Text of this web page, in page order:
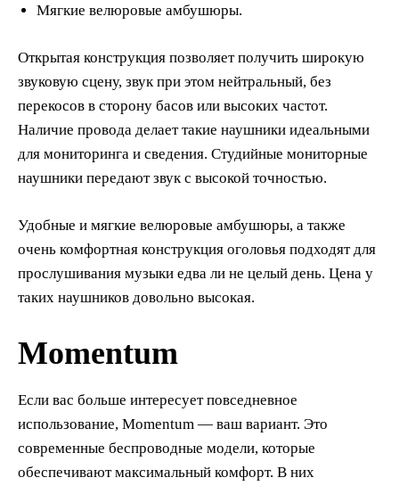
Мягкие велюровые амбушюры.
Открытая конструкция позволяет получить широкую
звуковую сцену, звук при этом нейтральный, без
перекосов в сторону басов или высоких частот.
Наличие провода делает такие наушники идеальными
для мониторинга и сведения. Студийные мониторные
наушники передают звук с высокой точностью.
Удобные и мягкие велюровые амбушюры, а также
очень комфортная конструкция оголовья подходят для
прослушивания музыки едва ли не целый день. Цена у
таких наушников довольно высокая.
Momentum
Если вас больше интересует повседневное
использование, Momentum — ваш вариант. Это
современные беспроводные модели, которые
обеспечивают максимальный комфорт. В них